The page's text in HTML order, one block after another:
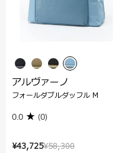
¥58,300
¥43,725
アルヴァーノ
フォールダブルダッフル M
0.0 (0)